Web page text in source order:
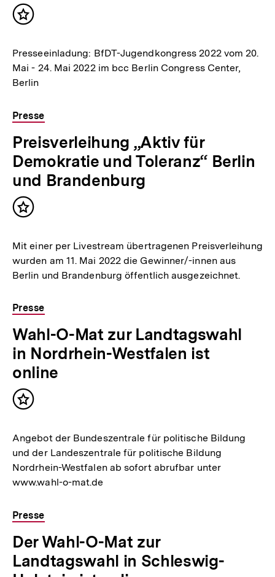
Inhalt
Presseeinladung: BfDT-Jugendkongress 2022 vom 20.
Mai - 24. Mai 2022 im bcc Berlin Congress Center,
Berlin
Presse
Preisverleihung „Aktiv für
Demokratie und Toleranz“ Berlin
und Brandenburg
Inhalt
Mit einer per Livestream übertragenen Preisverleihung
wurden am 11. Mai 2022 die Gewinner/-innen aus
Berlin und Brandenburg öffentlich ausgezeichnet.
Presse
Wahl-O-Mat zur Landtagswahl
in Nordrhein-Westfalen ist
online
Inhalt
Angebot der Bundeszentrale für politische Bildung
und der Landeszentrale für politische Bildung
Nordrhein-Westfalen ab sofort abrufbar unter
www.wahl-o-mat.de
Presse
Der Wahl-O-Mat zur
Landtagswahl in Schleswig-